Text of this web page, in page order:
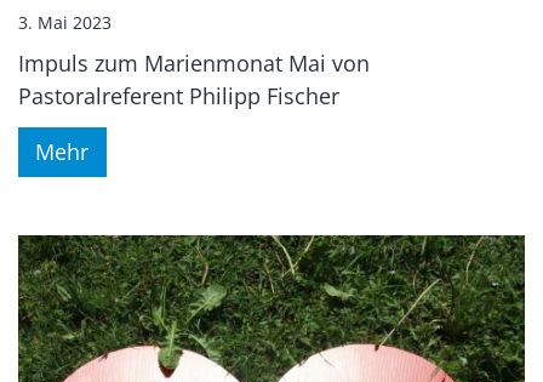
3. Mai 2023
Impuls zum Marienmonat Mai von
Pastoralreferent Philipp Fischer
Mehr